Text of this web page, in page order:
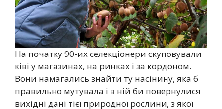
На початку 90-их селекціонери скуповували
ківі у магазинах, на ринках і за кордоном.
Вони намагались знайти ту насінину, яка б
правильно мутувала і в ній би повернулися
вихідні дані тієї природної рослини, з якої